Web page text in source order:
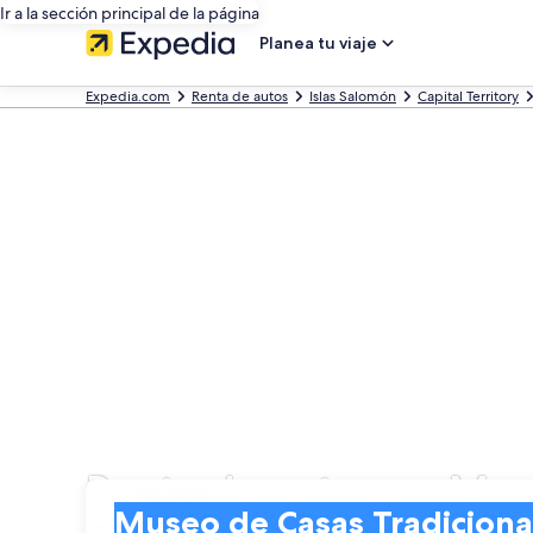
Ir a la sección principal de la página
Planea tu viaje
Expedia.com Renta de autos Islas Salomón Capital Territory
Renta de autos en
Museo de Casas Tradicionales